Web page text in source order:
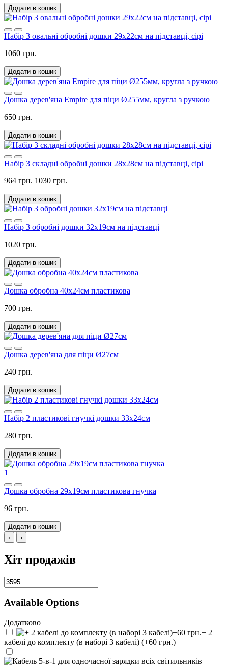
Додати в кошик
Набір 3 овальні обробні дошки 29х22см на підставці, сірі
1060 грн.
Додати в кошик
Дошка дерев'яна Empire для піци Ø255мм, кругла з ручкою
650 грн.
Додати в кошик
Набір 3 складні обробні дошки 28х28см на підставці, сірі
964 грн. 1030 грн.
Додати в кошик
Набір 3 обробні дошки 32х19см на підставці
1020 грн.
Додати в кошик
Дошка обробна 40х24см пластикова
700 грн.
Додати в кошик
Дошка дерев'яна для піци Ø27см
240 грн.
Додати в кошик
Набір 2 пластикові гнучкі дошки 33х24см
280 грн.
Додати в кошик
1
Дошка обробна 29х19см пластикова гнучка
96 грн.
Додати в кошик
‹
›
Хіт продажів
Available Options
Додатково
+ 2
кабелі до комплекту (в наборі 3 кабелі) (+60 грн.)